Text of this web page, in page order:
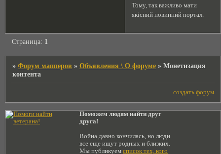
Тому, так важливо мати
якісний новинний портал.
Страница: 1
»Форум мапперов »Объявления \ О форуме »Монетизация
контента
создать форум
Поможем людям найти друг
друга!
Война давно кончилась, но люди
все еще ищут родных и близких.
Мы публикуем список тех, кого